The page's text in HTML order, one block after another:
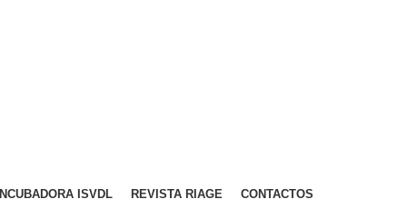
INCUBADORA ISVDL REVISTA RIAGE CONTACTOS